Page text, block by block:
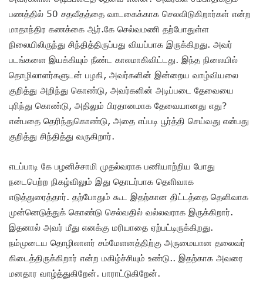
பணத்தில் 50 சதவீதத்தை வாடகைக்காக செலவிடுகிறார்கள் என்ற
மாதாந்திர கணக்கை ஆர்.கே செல்வமணி தற்போதுள்ள
நிலையிலிருந்து சிந்தித்திருப்பது வியப்பாக இருக்கிறது. அவர்
படங்களை இயக்கியும் நீண்ட காலமாகிவிட்டது. இந்த நிலையில்
தொழிலாளர்களுடன் பழகி, அவர்களின் இன்றைய வாழ்வியலை
குறித்து அறிந்து கொண்டு, அவர்களின் அடிப்படை தேவையை
புரிந்து கொண்டு, அதிலும் பிரதானமாக தேவையானது எது?
என்பதை தெரிந்துகொண்டு, அதை எப்படி பூர்த்தி செய்வது என்பது
குறித்து சிந்தித்து வருகிறார்.
எடப்பாடி கே பழனிச்சாமி முதல்வராக பணியாற்றிய போது
நடைபெற்ற நிகழ்விலும் இது தொடர்பாக தெளிவாக
எடுத்துரைத்தார். தற்போதும் கூட இதற்கான திட்டத்தை தெளிவாக
முன்னெடுத்துக் கொண்டு செல்வதில் வல்லவராக இருக்கிறார்.
இதனால் அவர் மீது எனக்கு மரியாதை ஏற்பட்டிருக்கிறது.
நம்முடைய தொழிலாளர் சம்மேளனத்திற்கு அருமையான தலைவர்
கிடைத்திருக்கிறார் என்ற மகிழ்ச்சியும் உண்டு.. இதற்காக அவரை
மனதார வாழ்த்துகிறேன். பாராட்டுகிறேன்.